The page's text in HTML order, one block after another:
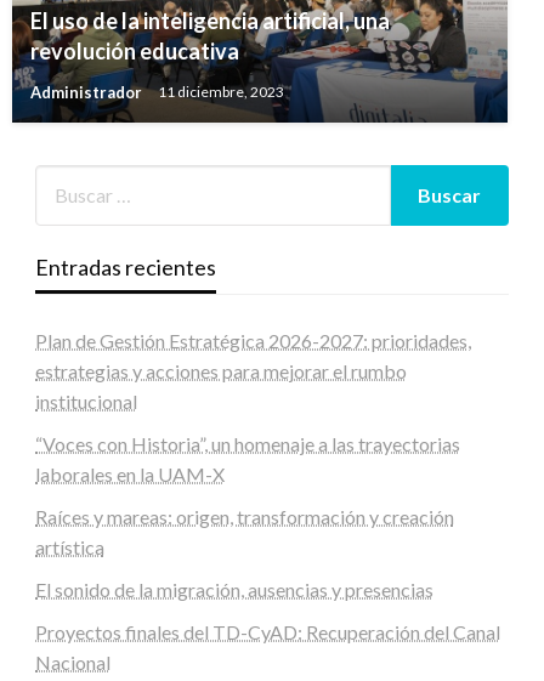
El uso de la inteligencia artificial, una
revolución educativa
Administrador 11 diciembre, 2023
Entradas recientes
Plan de Gestión Estratégica 2026-2027: prioridades,
estrategias y acciones para mejorar el rumbo
institucional
“Voces con Historia”, un homenaje a las trayectorias
laborales en la UAM-X
Raíces y mareas: origen, transformación y creación
artística
El sonido de la migración, ausencias y presencias
Proyectos finales del TD-CyAD: Recuperación del Canal
Nacional